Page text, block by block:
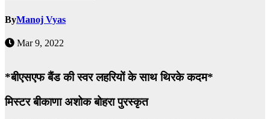
ByManoj Vyas
Mar 9, 2022
*बीएसएफ बैंड की स्वर लहरियों के साथ थिरके कदम*
मिस्टर बीकाणा अशोक बोहरा पुरस्कृत